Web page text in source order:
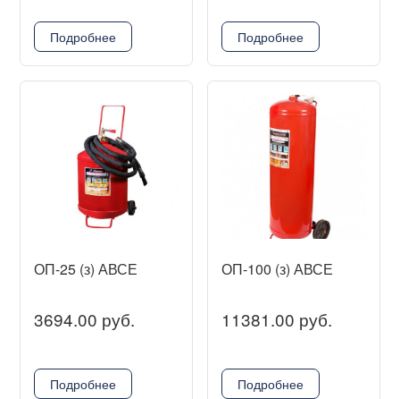
Подробнее Подробнее
ОП-25 (з) АВСЕ
3694.00 руб.
Подробнее
ОП-100 (з) АВСЕ
11381.00 руб.
Подробнее